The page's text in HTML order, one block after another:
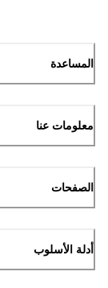
المساعدة
معلومات عنا
الصفحات
أدلة الأسلوب